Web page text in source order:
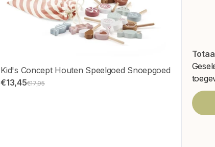
Kid's Concept Houten Speelgoed Snoepgoed
€13,45€17,95